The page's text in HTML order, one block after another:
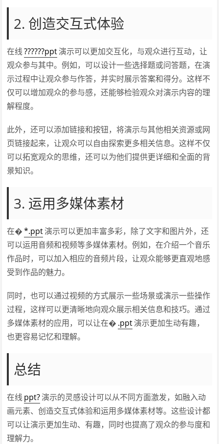
2. 创造交互式体验
在线??????ppt演示可以更加交互化，与观众进行互动，让
观众参与其中。例如，可以设计一些选择题或问答题，在演
示过程中让观众参与作答，并实时展示答案和得分。这样不
仅可以增加观众的参与感，还能够检验观众对演示内容的理
解程度。
此外，还可以添加链接和按钮，将演示与其他相关资源或网
页链接起来，让观众可以自由探索更多相关信息。这样不仅
可以拓宽观众的思维，还可以为他们提供更详细和全面的背
景知识。
3. 运用多媒体素材
在� *.ppt演示可以更加丰富多彩，除了文字和图片外，还
可以运用音频和视频等多媒体素材。例如，在介绍一个音乐
作品时，可以加入相应的音频片段，让观众能够更直观地感
受到作品的魅力。
同时，也可以通过视频的方式展示一些场景或演示一些操作
过程，这样可以更清晰地向观众展示相关信息和技巧。通过
多媒体素材的应用，可以让在� .ppt演示更加生动有趣，
也更容易记忆和理解。
总结
在线ppt?演示的灵感设计可以从不同方面激发，如融入动
画元素、创造交互式体验和运用多媒体素材等。这些设计都
可以让演示更加生动、有趣，同时也提高了观众的参与度和
理解力。